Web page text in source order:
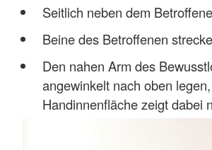
Seitlich neben dem
Beine des Betroffenen
Den nahen Arm des
angewinkelt nach oben
Handinnenfläche zeigt dabei